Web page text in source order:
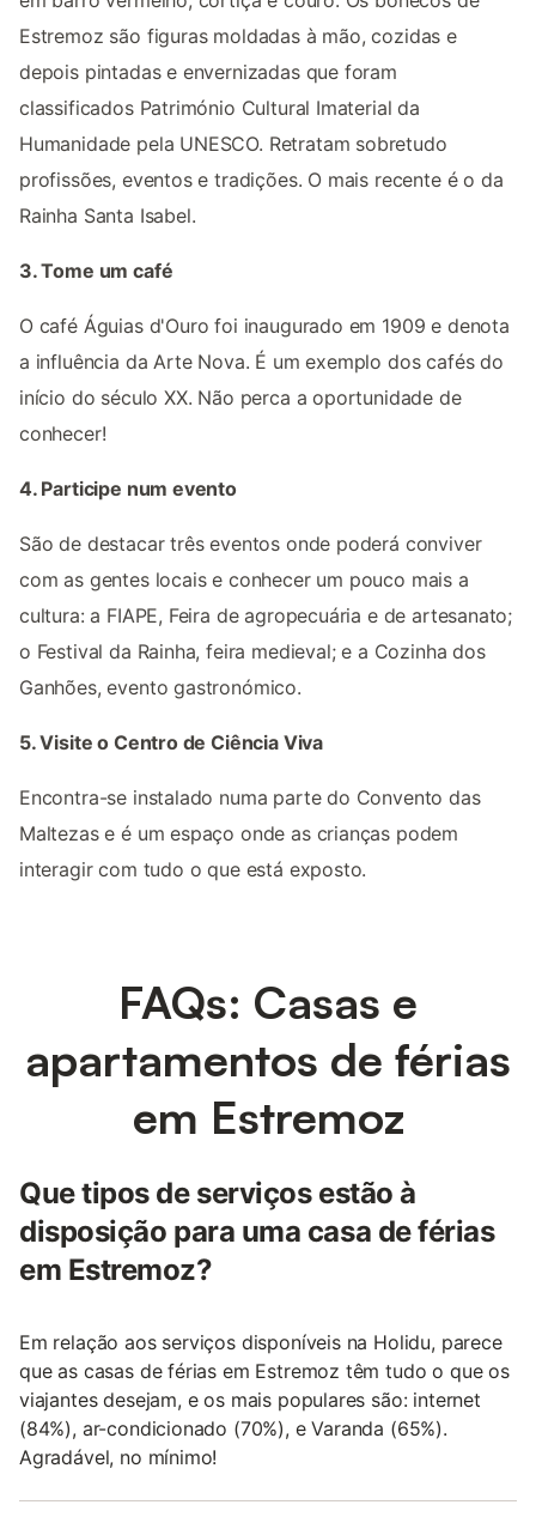
Estremoz são figuras moldadas à mão, cozidas e
depois pintadas e envernizadas que foram
classificados Património Cultural Imaterial da
Humanidade pela UNESCO. Retratam sobretudo
profissões, eventos e tradições. O mais recente é o da
Rainha Santa Isabel.
3. Tome um café
O café Águias d'Ouro foi inaugurado em 1909 e denota
a influência da Arte Nova. É um exemplo dos cafés do
início do século XX. Não perca a oportunidade de
conhecer!
4. Participe num evento
São de destacar três eventos onde poderá conviver
com as gentes locais e conhecer um pouco mais a
cultura: a FIAPE, Feira de agropecuária e de artesanato;
o Festival da Rainha, feira medieval; e a Cozinha dos
Ganhões, evento gastronómico.
5. Visite o Centro de Ciência Viva
Encontra-se instalado numa parte do Convento das
Maltezas e é um espaço onde as crianças podem
interagir com tudo o que está exposto.
FAQs: Casas e
apartamentos de férias
em Estremoz
Que tipos de serviços estão à
disposição para uma casa de férias
em Estremoz?
Em relação aos serviços disponíveis na Holidu, parece
que as casas de férias em Estremoz têm tudo o que os
viajantes desejam, e os mais populares são: internet
(84%), ar-condicionado (70%), e Varanda (65%).
Agradável, no mínimo!